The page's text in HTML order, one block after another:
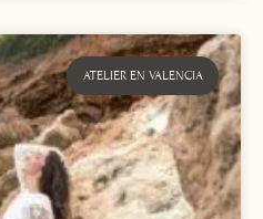
ATELIER EN VALENCIA